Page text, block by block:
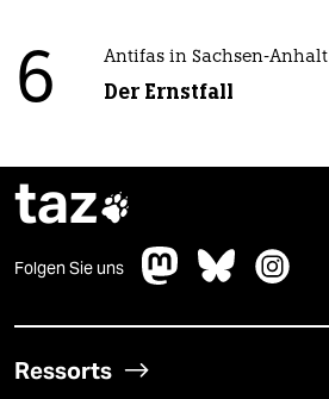
6 Antifas in Sachsen-Anhalt
Der Ernstfall
taz
Folgen Sie uns
Ressorts